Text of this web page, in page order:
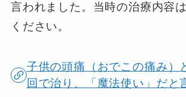
言われました。当時の治療内容
ください。
子供の頭痛（おでこの痛み）
回で治り、「魔法使い」だと